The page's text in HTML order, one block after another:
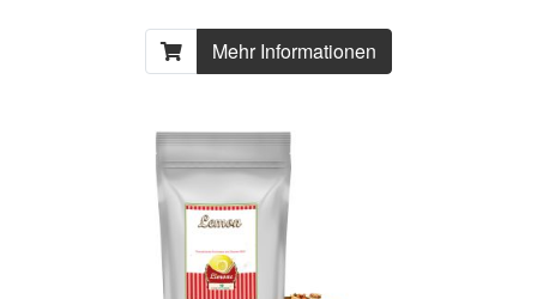
Mehr Informationen